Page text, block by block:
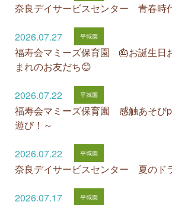
奈良デイサービスセンター 青春時
2026.07.27
福寿会マミーズ保育園 🎂お誕生日
まれのお友だち😊
2026.07.22
福寿会マミーズ保育園 感触あそび
遊び！～
2026.07.22
奈良デイサービスセンター 夏のド
2026.07.17